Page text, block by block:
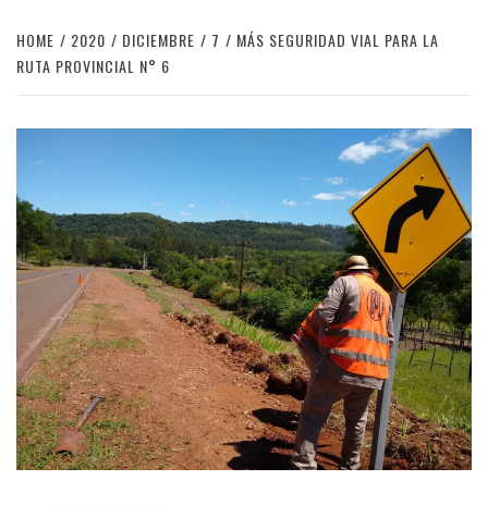
HOME 2020 DICIEMBRE 7
MÁS SEGURIDAD VIAL PARA LA
RUTA PROVINCIAL N° 6